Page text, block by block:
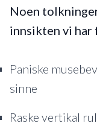
Noen
innsikten vi har
Paniske
sinne
Raske vertikal